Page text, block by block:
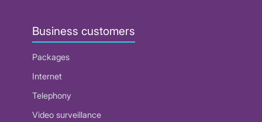
Business customers
Packages
Internet
Telephony
Video surveillance